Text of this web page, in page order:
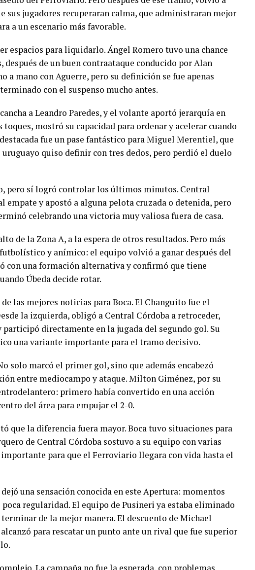
sus jugadores recuperaran calma, que administraran mejor
a un escenario más favorable.
espacios para liquidarlo. Ángel Romero tuvo una chance
después de un buen contraataque conducido por Alan
a mano con Aguerre, pero su definición se fue apenas
con el suspenso mucho antes.
a Leandro Paredes, y el volante aportó jerarquía en
mostró su capacidad para ordenar y acelerar cuando
fue un pase fantástico para Miguel Merentiel, que
uruguayo quiso definir con tres dedos, pero perdió el duelo
pero sí logró controlar los últimos minutos. Central
empate y apostó a alguna pelota cruzada o detenida, pero
celebrando una victoria muy valiosa fuera de casa.
de la Zona A, a la espera de otros resultados. Pero más
y anímico: el equipo volvió a ganar después del
con una formación alternativa y confirmó que tiene
Úbeda decide rotar.
las mejores noticias para Boca. El Changuito fue el
la izquierda, obligó a Central Córdoba a retroceder,
directamente en la jugada del segundo gol. Su
una variante importante para el tramo decisivo.
solo marcó el primer gol, sino que además encabezó
entre mediocampo y ataque. Milton Giménez, por su
primero había convertido en una acción
del área para empujar el 2-0.
que la diferencia fuera mayor. Boca tuvo situaciones para
de Central Córdoba sostuvo a su equipo con varias
para que el Ferroviario llegara con vida hasta el
una sensación conocida en este Apertura: momentos
poca regularidad. El equipo de Pusineri ya estaba eliminado
terminar de la mejor manera. El descuento de Michael
para rescatar un punto ante un rival que fue superior